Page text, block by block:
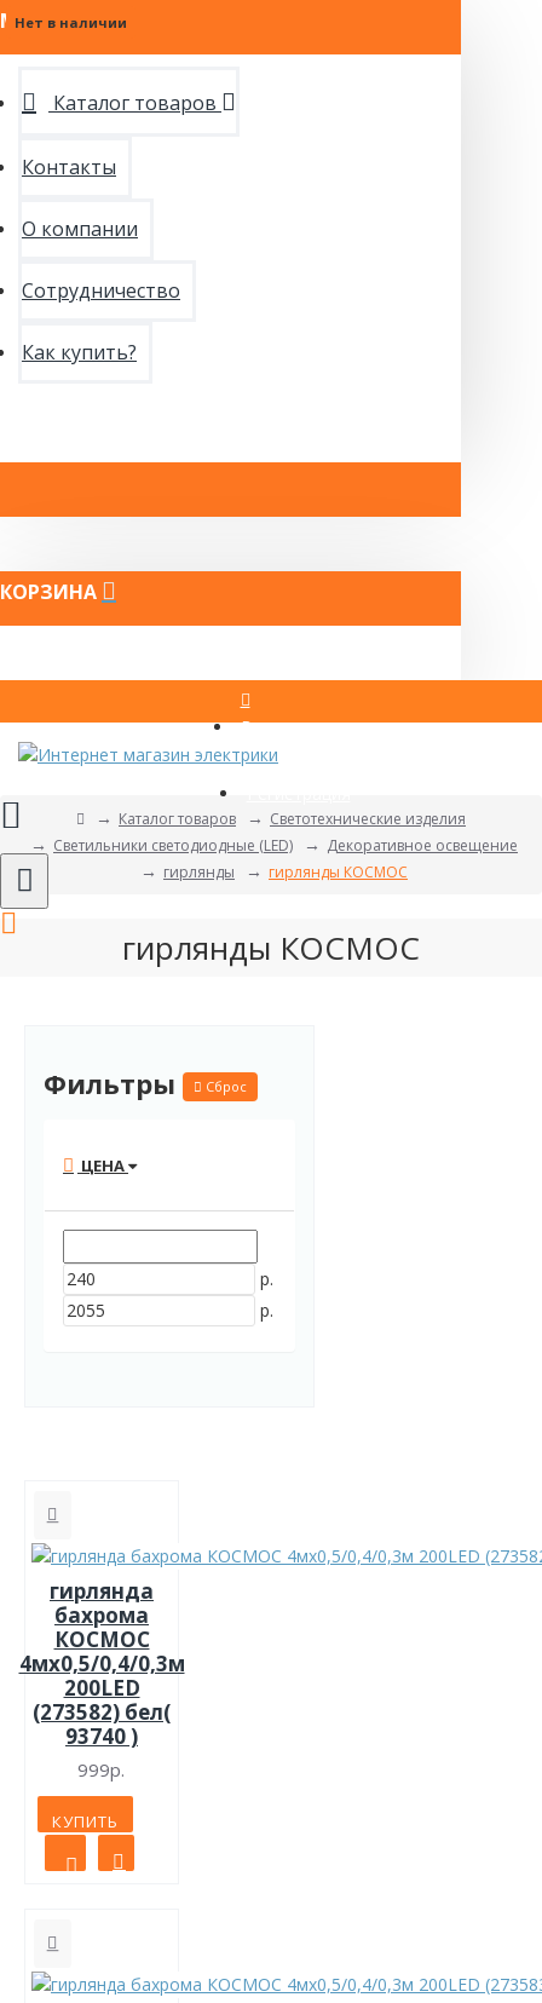
МЕНЮ
Каталог товаров
Контакты
О компании
Сотрудничество
Как купить?
КОРЗИНА
Вход
Каталог товаров
Светотехнические изделия
Светильники светодиодные (LED)
Декоративное освещение
гирлянды
гирлянды КОСМОС
гирлянды КОСМОС
Фильтры Сброс
ЦЕНА
р.
р.
гирлянда
бахрома
КОСМОС
4мх0,5/0,4/0,3м
200LED
(273582) бел(
93740 )
999р.
КУПИТЬ
Нет в наличии
Нет в наличии
Нет в наличии
Нет в наличии
Нет в наличии